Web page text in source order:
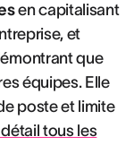
en capitalisant
et
que
équipes. Elle
poste et limite
tous les